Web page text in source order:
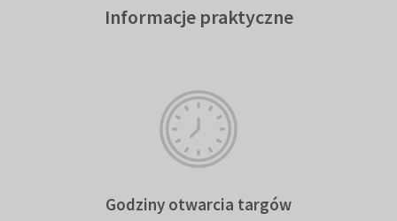
Informacje praktyczne
Godziny otwarcia targów